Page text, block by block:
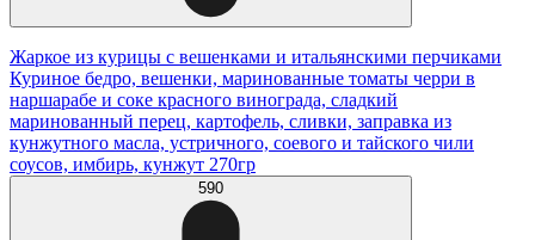
Жаркое из курицы с вешенками и итальянскими перчиками
Куриное бедро, вешенки, маринованные томаты черри в
наршарабе и соке красного винограда, сладкий
маринованный перец, картофель, сливки, заправка из
кунжутного масла, устричного, соевого и тайского чили
соусов, имбирь, кунжут 270гр
590